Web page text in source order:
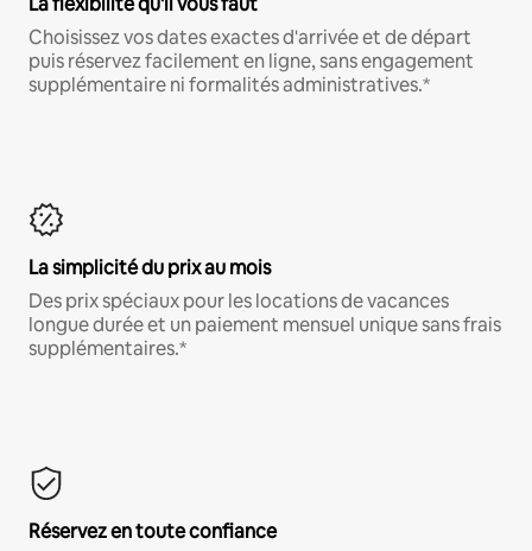
Choisissez vos dates exactes d'arrivée et de départ
puis réservez facilement en ligne, sans engagement
supplémentaire ni formalités administratives.*
La simplicité du prix au mois
Des prix spéciaux pour les locations de vacances
longue durée et un paiement mensuel unique sans frais
supplémentaires.*
Réservez en toute confiance